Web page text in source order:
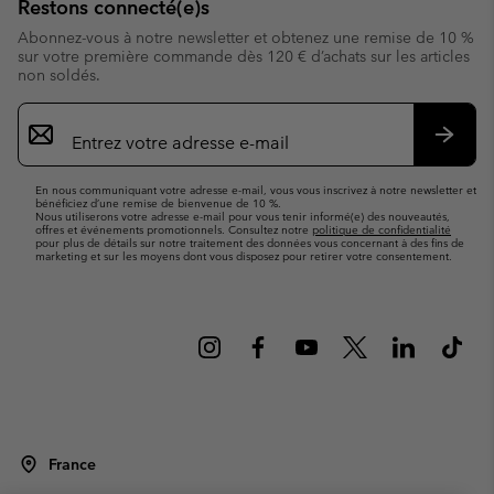
Restons connecté(e)s
Abonnez-vous à notre newsletter et obtenez une remise de 10 %
sur votre première commande dès 120 € d’achats sur les articles
non soldés.
Inscription
par
e-
En nous communiquant votre adresse e-mail, vous vous inscrivez à notre newsletter et
bénéficiez d’une remise de bienvenue de 10 %.
Nous utiliserons votre adresse e-mail pour vous tenir informé(e) des nouveautés,
offres et événements promotionnels. Consultez notre politique de confidentialité
pour plus de détails sur notre traitement des données vous concernant à des fins de
marketing et sur les moyens dont vous disposez pour retirer votre consentement.
France